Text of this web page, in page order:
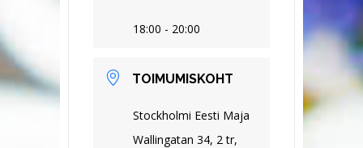
18:00 - 20:00
TOIMUMISKOHT
Stockholmi Eesti Maja
Wallingatan 34, 2 tr,